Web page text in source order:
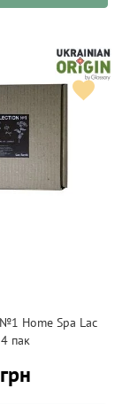
Home Spa Lac
пак